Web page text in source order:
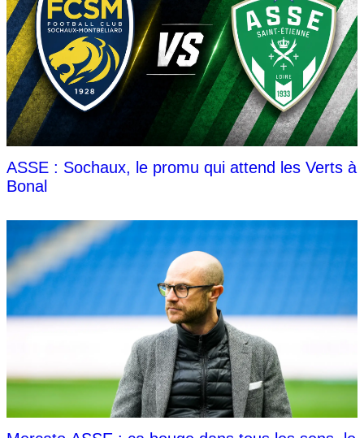
ASSE : Sochaux, le promu qui attend les Verts à
Bonal